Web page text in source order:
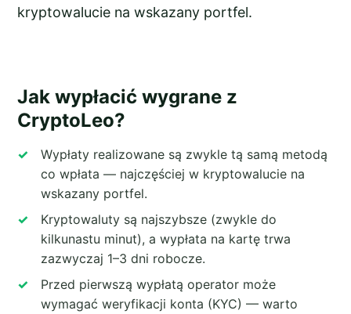
kryptowalucie na wskazany portfel.
Jak wypłacić wygrane z
CryptoLeo?
Wypłaty realizowane są zwykle tą samą metodą
co wpłata — najczęściej w kryptowalucie na
wskazany portfel.
Kryptowaluty są najszybsze (zwykle do
kilkunastu minut), a wypłata na kartę trwa
zazwyczaj 1–3 dni robocze.
Przed pierwszą wypłatą operator może
wymagać weryfikacji konta (KYC) — warto